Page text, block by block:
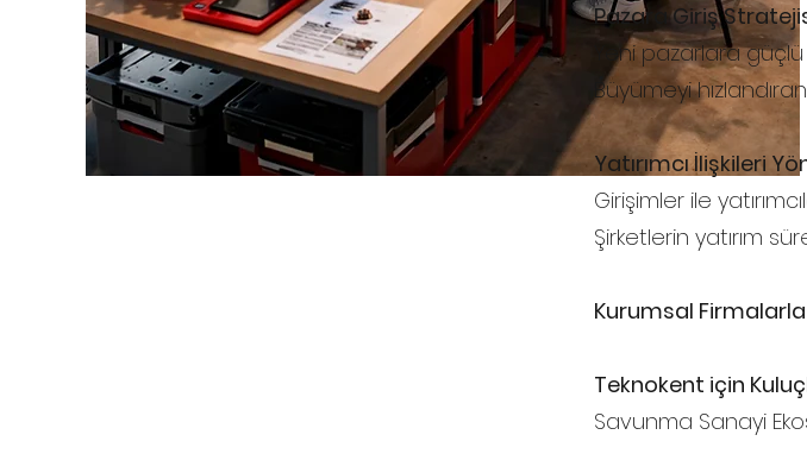
Pazara Giriş
Yeni pazarlara
Büyümeyi
Yatırımcı İlişkileri
Girişimler ile
Şirketlerin yatırım
Kurumsal
Teknokent için
Savunma Sanayi